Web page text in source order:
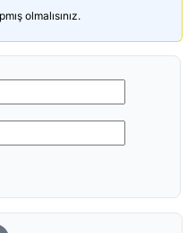
olmalısınız.